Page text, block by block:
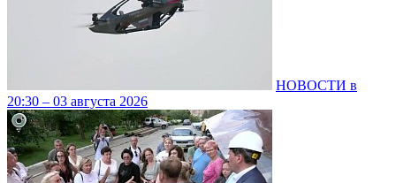
НОВОСТИ в
20:30 – 03 августа 2026